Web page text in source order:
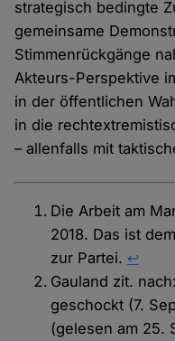
strategisch bedingte
gemeinsame
Stimmenrückgänge
Akteurs-Perspektive
in der öffentlichen
in die
– allenfalls mit
Die Arbeit am
2018. Das ist
zur Partei. ↩︎
Gauland zit.
geschockt (7.
(gelesen am 25.